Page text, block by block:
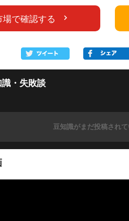
場で確認する
・失敗談
豆知識がまだ投稿されて